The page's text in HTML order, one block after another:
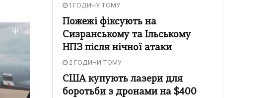
1 ГОДИНУ ТОМУ
Пожежі фіксують на
Сизранському та Ільському
НПЗ після нічної атаки
2 ГОДИНИ ТОМУ
США купують лазери для
боротьби з дронами на $400